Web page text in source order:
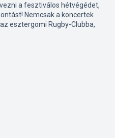
a fesztiválos hétvégédet,
Nemcsak a koncertek
esztergomi Rugby-Clubba,